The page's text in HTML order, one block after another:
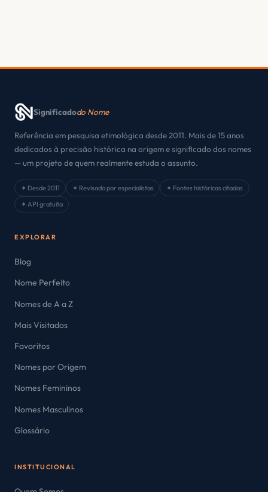
Significadodo Nome
Referência em pesquisa etimológica desde 2011. Mais de 15 anos
dedicados à precisão histórica na origem e significado dos nomes
— um projeto de quem realmente estuda o assunto.
✦ Desde 2011 ✦ Revisado por especialistas
✦ Fontes históricas citadas
✦ API gratuita
EXPLORAR
Blog
Nome Perfeito
Nomes de A a Z
Mais Visitados
Favoritos
Nomes por Origem
Nomes Femininos
Nomes Masculinos
Glossário
INSTITUCIONAL